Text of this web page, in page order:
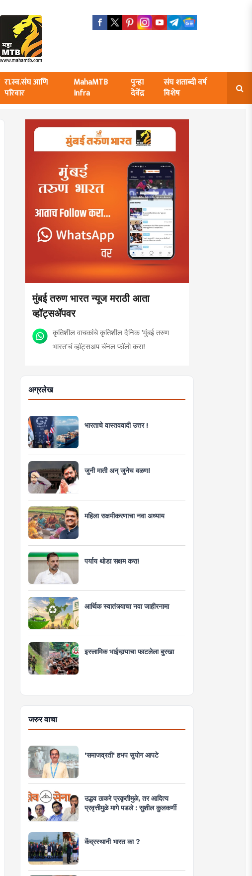
रा.स्व.संघ आणि
परिवार
MahaMTB
Infra
पुन्हा
देवेंद्र
संघ शताब्दी वर्ष
विशेष
मुंबई तरुण भारत न्यूज मराठी आता
व्हॉट्सॲपवर
कृतिशील वाचकांचे कृतिशील दैनिक 'मुंबई तरुण
भारत'चं व्हॉट्सअप चॅनल फॉलो करा!
अग्रलेख
भारताचे वास्तववादी उत्तर !
जुनी माती अन् जुनेच वळण!
महिला सक्षमीकरणाचा नवा अध्याय
पर्याय थोडा सक्षम करा!
आर्थिक स्वातंत्र्याचा नवा जाहीरनामा
इस्लामिक भाईचार्‍याचा फाटलेला बुरखा
जरुर वाचा
'समाजव्रती' हभप सुयोग आपटे
उद्धव ठाकरे प्रकृतीमुळे, तर आदित्य
प्रवृत्तीमुळे मागे पडले : सुशील कुलकर्णी
केंद्रस्थानी भारत का ?